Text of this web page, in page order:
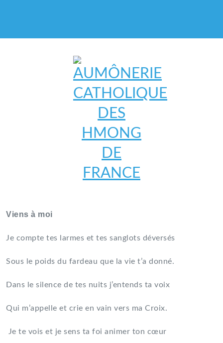
DES HMONG DE FRANCE
Viens à moi
Je compte tes larmes et tes sanglots déversés
Sous le poids du fardeau que la vie t’a donné.
Dans le silence de tes nuits j’entends ta voix
Qui m’appelle et crie en vain vers ma Croix.
Je te vois et je sens ta foi animer ton cœur